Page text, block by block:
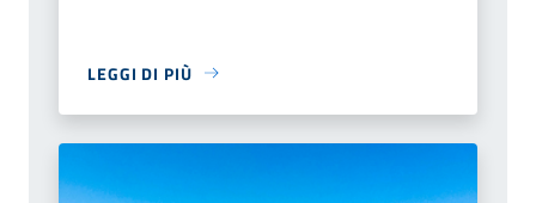
LEGGI DI PIÙ